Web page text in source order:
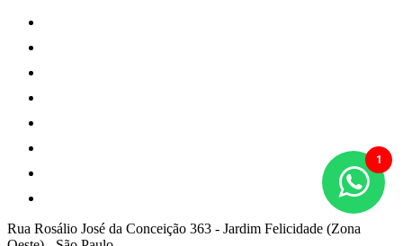
Rua Rosálio José da Conceição 363 - Jardim Felicidade (Zona